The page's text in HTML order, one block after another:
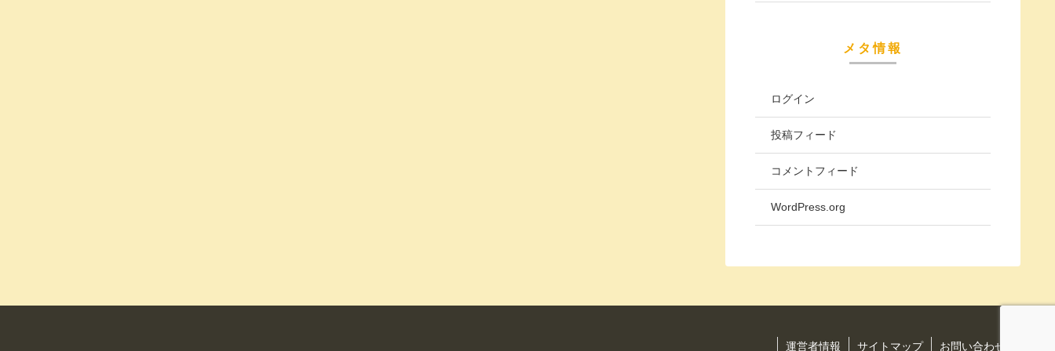
メタ情報
ログイン
投稿フィード
コメントフィード
WordPress.org
運営者情報 サイトマップ お問い合わせ